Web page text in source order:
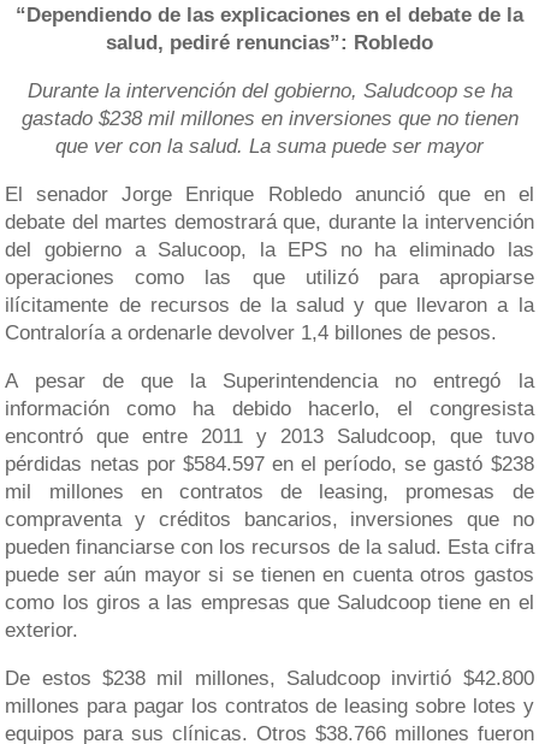
“Dependiendo de las explicaciones en el debate de la
salud, pediré renuncias”: Robledo
Durante la intervención del gobierno, Saludcoop se ha
gastado $238 mil millones en inversiones que no tienen
que ver con la salud. La suma puede ser mayor
El senador Jorge Enrique Robledo anunció que en el
debate del martes demostrará que, durante la intervención
del gobierno a Salucoop, la EPS no ha eliminado las
operaciones como las que utilizó para apropiarse
ilícitamente de recursos de la salud y que llevaron a la
Contraloría a ordenarle devolver 1,4 billones de pesos.
A pesar de que la Superintendencia no entregó la
información como ha debido hacerlo, el congresista
encontró que entre 2011 y 2013 Saludcoop, que tuvo
pérdidas netas por $584.597 en el período, se gastó $238
mil millones en contratos de leasing, promesas de
compraventa y créditos bancarios, inversiones que no
pueden financiarse con los recursos de la salud. Esta cifra
puede ser aún mayor si se tienen en cuenta otros gastos
como los giros a las empresas que Saludcoop tiene en el
exterior.
De estos $238 mil millones, Saludcoop invirtió $42.800
millones para pagar los contratos de leasing sobre lotes y
equipos para sus clínicas. Otros $38.766 millones fueron